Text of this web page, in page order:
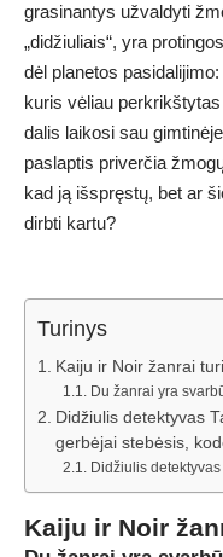
grasinantys užvaldyti
„didžiuliais“, yra
dėl planetos
kuris vėliau perkrikštytas
dalis laikosi sau
paslaptis priverčia
kad ją išspręstų, bet ar
dirbti kartu?
Turinys
Kaiju ir Noir žanrai
Du žanrai yra
Didžiulis detektyvas
gerbėjai stebėsis,
Didžiulis
Kaiju ir Noir